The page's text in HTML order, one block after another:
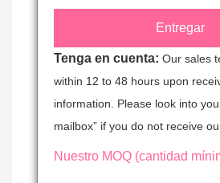
Tenga en cuenta: Our sales
within 12 to 48 hours upon
information. Please look into
mailbox” if you do not receive
Nuestro MOQ (cantidad